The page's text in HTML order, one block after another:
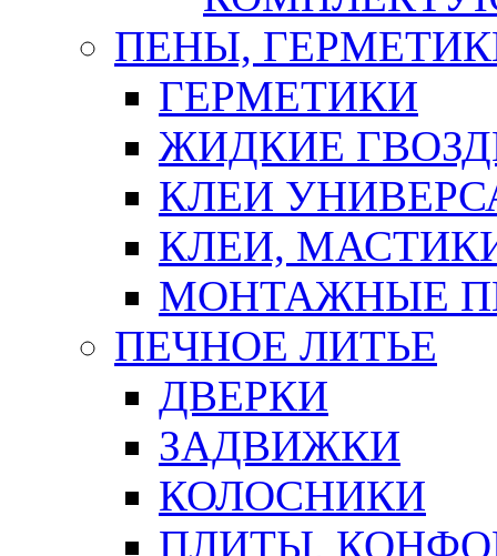
ПЕНЫ,
ГЕРМЕТИКИ
ЖИДКИЕ
КЛЕИ
КЛЕИ,
МОНТАЖНЫЕ
ПЕЧНОЕ ЛИТЬЕ
ДВЕРКИ
ЗАДВИЖКИ
КОЛОСНИКИ
ПЛИТЫ,